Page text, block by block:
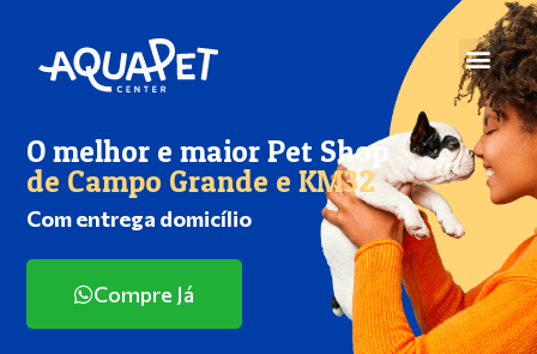
O melhor e maior Pet Shop
de Campo Grande e KM32
Com entrega domicílio
Compre Já